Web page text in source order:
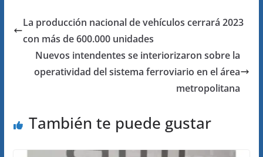
La producción nacional de vehículos cerrará 2023
con más de 600.000 unidades
Nuevos intendentes se interiorizaron sobre la
operatividad del sistema ferroviario en el área
metropolitana
También te puede gustar